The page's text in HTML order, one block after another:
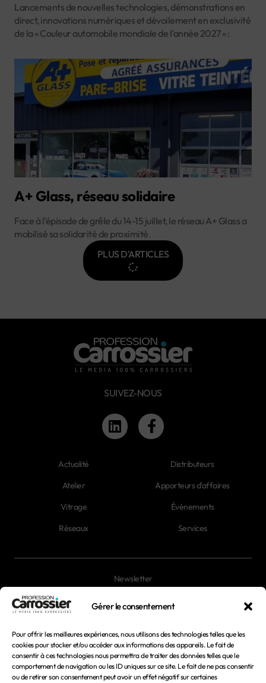
Gérer le consentement
Pour offrir les meilleures expériences, nous utilisons des technologies telles que les
cookies pour stocker et/ou accéder aux informations des appareils. Le fait de
consentir à ces technologies nous permettra de traiter des données telles que le
comportement de navigation ou les ID uniques sur ce site. Le fait de ne pas consentir
ou de retirer son consentement peut avoir un effet négatif sur certaines
Lancements de nouvelles technologies, démonstrations en
direct, innovations numériques et dévoilement en exclusivité
de la « Couleur automobile mondiale de l’année 2027 » :
A+ Glass, réseau solidaire
Face à l’épisode de grêle du 14-15 juillet, le réseau A+ Glass a
mobilisé sa solidarité de proximité.
PLUS D'ARTICLES
SUIVEZ-NOUS
Actualité
Atelier
Vitrage
Réseaux
Distributeurs
Apporteurs d'affaires
Évènements
Services
Newsletter
Mentions légales
Conditions générales d'utilisation